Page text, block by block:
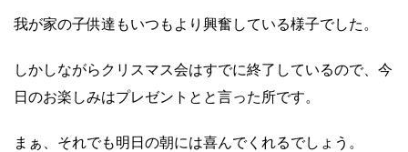
我が家の子供達もいつもより興奮している様子でした。
しかしながらクリスマス会はすでに終了しているので、今
日のお楽しみはプレゼントとと言った所です。
まぁ、それでも明日の朝には喜んでくれるでしょう。